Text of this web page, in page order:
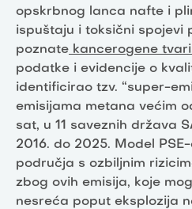
opskrbnog lanca nafte i
ispuštaju i toksični spojevi
poznate kancerogene
podatke i evidencije o
identificirao tzv. “super-
emisijama metana većim
sat, u 11 saveznih država
2016. do 2025. Model
područja s ozbiljnim
zbog ovih emisija, koje
nesreća poput eksplozija